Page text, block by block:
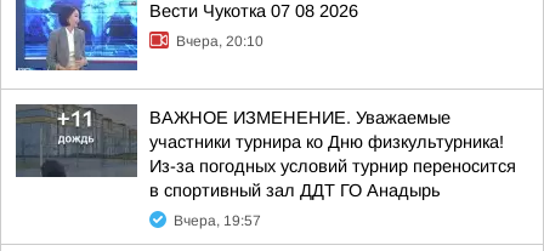
Вести Чукотка 07 08 2026
Вчера, 20:10
ВАЖНОЕ ИЗМЕНЕНИЕ. Уважаемые
участники турнира ко Дню физкультурника!
Из-за погодных условий турнир переносится
в спортивный зал ДДТ ГО Анадырь
Вчера, 19:57